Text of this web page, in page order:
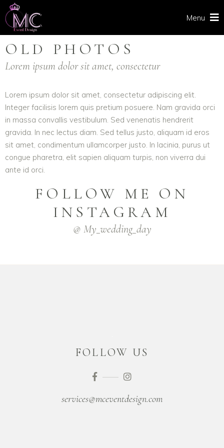
Menu
OLD PHOTOS
Lorem ipsum dolor sit amet, consectetur
Lorem ipsum dolor sit amet, consectetur adipiscing elit.
Integer facilisis lorem quis pretium posuere. Nam gravida orci
in massa convallis vestibulum. Sed venenatis hendrerit
gravida. In nec lectus diam. Sed tellus justo, aliquam id eros
sit amet, condimentum ullamcorper justo. In lacinia, purus ut
congue pharetra, elit sapien aliquam turpis, non viverra dui
ante id orci.
FOLLOW ME ON
INSTAGRAM
@ My_wedding_day
FOLLOW US
services@mceventdesign.com